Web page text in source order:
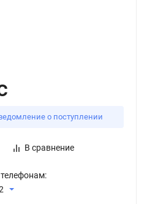
о поступлении
В сравнение